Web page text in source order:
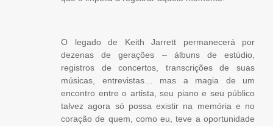
O legado de Keith Jarrett permanecerá por
dezenas de gerações – álbuns de estúdio,
registros de concertos, transcrições de suas
músicas, entrevistas… mas a magia de um
encontro entre o artista, seu piano e seu público
talvez agora só possa existir na memória e no
coração de quem, como eu, teve a oportunidade